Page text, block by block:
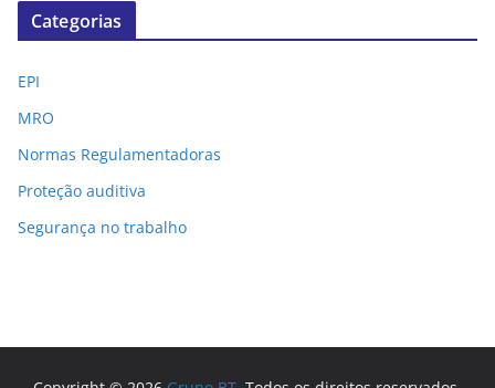
Categorias
EPI
MRO
Normas Regulamentadoras
Proteção auditiva
Segurança no trabalho